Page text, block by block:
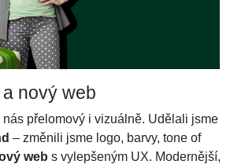
nový web
nás přelomový i vizuálně. Udělali jsme
– změnili jsme logo, barvy, tone of
web s vylepšeným UX. Modernější,